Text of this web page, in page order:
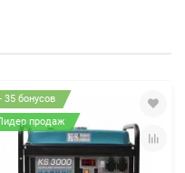
35 бонусов
продаж